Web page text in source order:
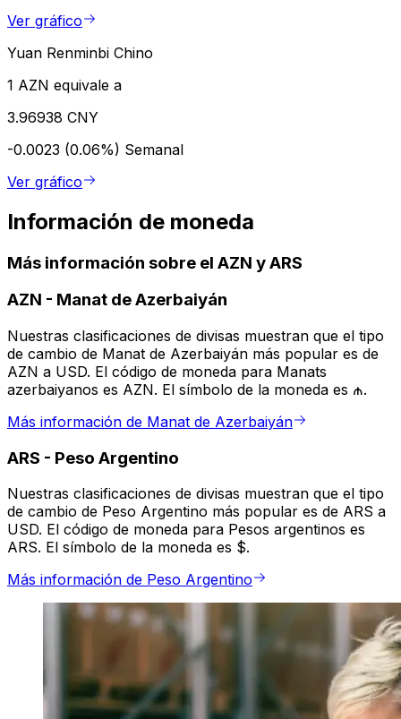
Ver gráfico
Yuan Renminbi Chino
1 AZN equivale a
3.96938 CNY
-0.0023 (0.06%) Semanal
Ver gráfico
Información de moneda
Más información sobre el AZN y ARS
AZN - Manat de Azerbaiyán
Nuestras clasificaciones de divisas muestran que el tipo
de cambio de Manat de Azerbaiyán más popular es de
AZN a USD. El código de moneda para Manats
azerbaiyanos es AZN. El símbolo de la moneda es ₼.
Más información de Manat de Azerbaiyán
ARS - Peso Argentino
Nuestras clasificaciones de divisas muestran que el tipo
de cambio de Peso Argentino más popular es de ARS a
USD. El código de moneda para Pesos argentinos es
ARS. El símbolo de la moneda es $.
Más información de Peso Argentino